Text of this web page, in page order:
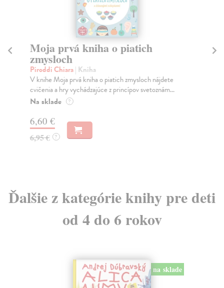
Moja prvá kniha o piatich
zmysloch
Piroddi Chiara| Kniha
V knihe Moja prvá kniha o piatich zmysloch nájdete
cvičenia a hry vychádzajúce z princípov svetoznám...
Na sklade ?
6,60 €
6,95 € ?
Ďalšie z kategórie knihy pre deti
od 4 do 6 rokov
na sklade